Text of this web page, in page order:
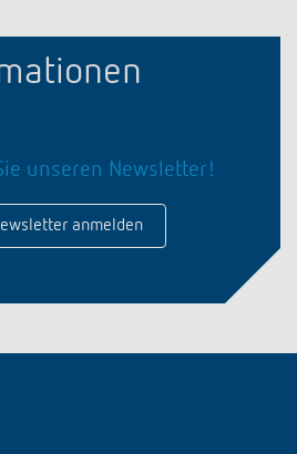
unseren Newsletter!
anmelden